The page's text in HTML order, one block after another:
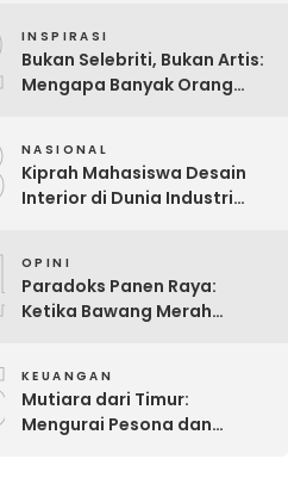
Negeri
INSPIRASI
Bukan Selebriti, Bukan Artis:
Mengapa Banyak Orang
NASIONAL
Kiprah Mahasiswa Desain
Interior di Dunia Industri
OPINI
Paradoks Panen Raya:
Ketika Bawang Merah
KEUANGAN
Mutiara dari Timur:
Mengurai Pesona dan